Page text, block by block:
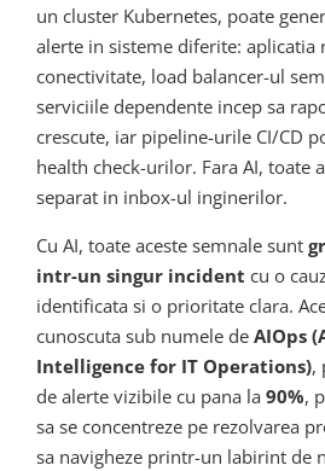
un cluster Kubernetes, poate
alerte in sisteme diferite: aplicatia
conectivitate, load balancer-ul
serviciile dependente incep sa
crescute, iar pipeline-urile CI/CD
health check-urilor. Fara AI, toate
separat in inbox-ul inginerilor.
Cu AI, toate aceste semnale sunt
intr-un singur incident cu o
identificata si o prioritate clara.
cunoscuta sub numele de AIOps
Intelligence for IT Operations),
de alerte vizibile cu pana la 90%,
sa se concentreze pe rezolvarea
sa navigheze printr-un labirint de